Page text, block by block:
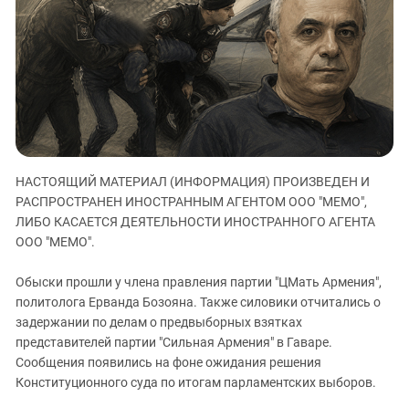
ЗАСТАВЛЯЕТ
КАВКАЗ ЗА ПАЛЕСТИНУ
ИНАКОМЫСЛИЕ В ЧЕЧНЕ
ПРЕСЛЕДОВАНИЕ АКТИВИСТОВ
МОБИЛИЗАЦИЯ И ПРОТЕСТЫ
Дагестан
Ингушетия
Кабардино-Балкария
Калмыкия
Карачаево-Черкесия
Краснодарский край
Нагорный Карабах
Ростовская область
СКФО
Ставропольский край
Чечня
Южная Осетия
НАСТОЯЩИЙ МАТЕРИАЛ (ИНФОРМАЦИЯ) ПРОИЗВЕДЕН И
РАСПРОСТРАНЕН ИНОСТРАННЫМ АГЕНТОМ ООО "МЕМО",
ЛИБО КАСАЕТСЯ ДЕЯТЕЛЬНОСТИ ИНОСТРАННОГО АГЕНТА
ООО "МЕМО".
Обыски прошли у члена правления партии "ЦМать Армения",
политолога Ерванда Бозояна. Также силовики отчитались о
задержании по делам о предвыборных взятках
представителей партии "Сильная Армения" в Гаваре.
Сообщения появились на фоне ожидания решения
Конституционного суда по итогам парламентских выборов.